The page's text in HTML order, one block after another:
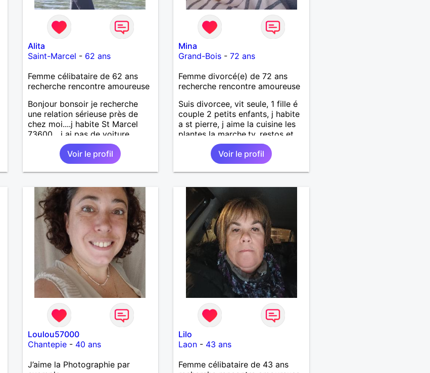
Alita
Saint-Marcel - 62 ans
Femme célibataire de 62 ans
recherche rencontre amoureuse
Bonjour bonsoir je recherche
une relation sérieuse près de
chez moi....j habite St Marcel
73600....j ai pas de voiture
50km ... quelqu'un qui aurait
entre 55 et 64 ans...sans enfants
de préférence même adultes et
qui n aurait garder aucun
ex...si vous correspondez à ma
recherche ecrivez moi je vous
répondrai...
Voir le profil
Mina
Grand-Bois -72 ans
Femme divorcé(e) de 72 ans
recherche rencontre amoureuse
Suis divorcee, vit seule, 1 fille é
couple 2 petits enfants, j habite
a st pierre, j aime la cuisine les
plantes la marche,tv, restos et
voyages 1m65 68 kgse
Voir le profil
Loulou57000
Chantepie- 40 ans
J’aime la Photographie par
Lilo
Laon - 43 ans
Femme célibataire de 43 ans